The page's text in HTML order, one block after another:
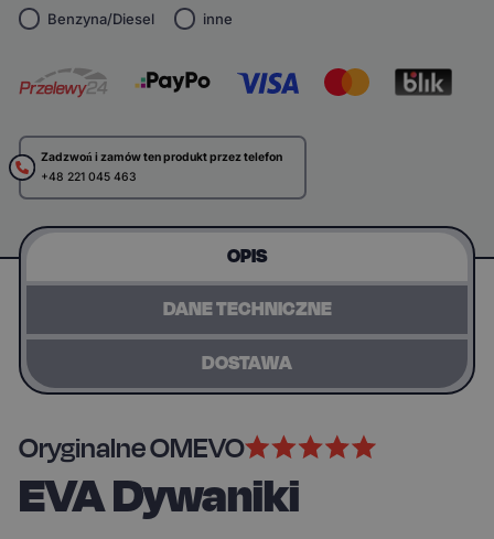
Benzyna/Diesel inne
Zadzwoń i zamów ten produkt przez telefon
+48 221 045 463
OPIS
DANE TECHNICZNE
DOSTAWA
Oryginalne OMEVO
EVA Dywaniki